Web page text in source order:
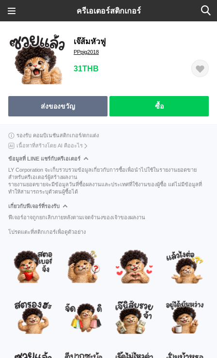
ครีเอเตอร์สติกเกอร์
เจ๊ส้มหัวฟู
PPpig2018
31THB
ส่งของขวัญ ซื้อ
รองรับ คอมบิเนชันสติกเกอร์/ตกแต่ง
เนื้อหาที่สร้างโดย AI คืออะไร
ข้อมูลที่ LINE แชร์กับครีเอเตอร์
LY Corporation จะเก็บรวบรวมข้อมูลเกี่ยวกับการซื้อเพื่อนำไปใช้ในรายงานยอดขาย
สำหรับครีเอเตอร์ผู้สร้างผลงาน
รายงานยอดขายจะมีข้อมูลวันที่ซื้อผลงานและประเทศที่ใช้งานของผู้ซื้อ แต่ไม่มีข้อมูลที่
ทำให้สามารถระบุตัวตนผู้ซื้อได้
เกี่ยวกับฟีเจอร์ที่รองรับ
ฟีเจอร์อาจถูกยกเลิกภายหลังตามเจตจำนงของเจ้าของผลงาน
โปรดแตะที่สติกเกอร์เพื่อดูตัวอย่าง